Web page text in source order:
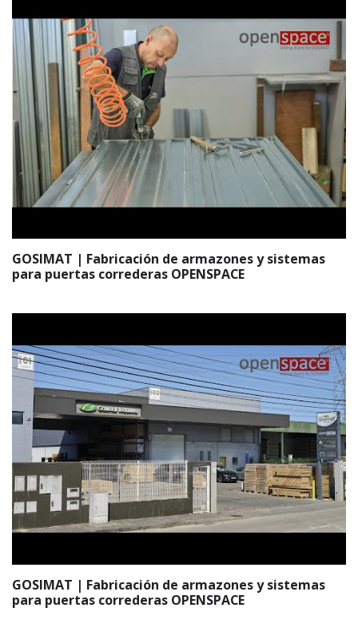
GOSIMAT | Fabricación de armazones y sistemas
para puertas correderas OPENSPACE
GOSIMAT | Fabricación de armazones y sistemas
para puertas correderas OPENSPACE